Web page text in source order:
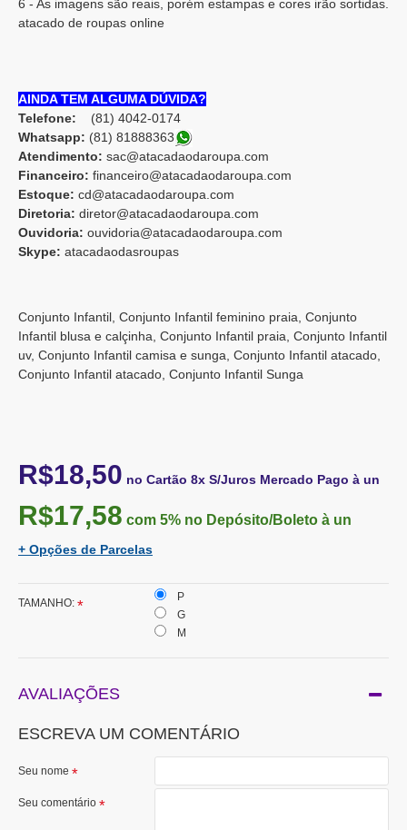
6 - As imagens são reais, porém estampas e cores irão sortidas.
atacado de roupas online
AINDA TEM ALGUMA DÚVIDA?
Telefone: (81) 4042-0174
Whatsapp: (81) 81888363
Atendimento: sac@atacadaodaroupa.com
Financeiro: financeiro@atacadaodaroupa.com
Estoque: cd@atacadaodaroupa.com
Diretoria: diretor@atacadaodaroupa.com
Ouvidoria: ouvidoria@atacadaodaroupa.com
Skype: atacadaodasroupas
Conjunto Infantil, Conjunto Infantil feminino praia, Conjunto
Infantil blusa e calçinha, Conjunto Infantil praia, Conjunto Infantil
uv, Conjunto Infantil camisa e sunga, Conjunto Infantil atacado,
Conjunto Infantil atacado, Conjunto Infantil Sunga
R$18,50 no Cartão 8x S/Juros Mercado Pago à un
R$17,58 com 5% no Depósito/Boleto à un
+ Opções de Parcelas
TAMANHO:
P
G
M
AVALIAÇÕES
ESCREVA UM COMENTÁRIO
Seu nome
Seu comentário